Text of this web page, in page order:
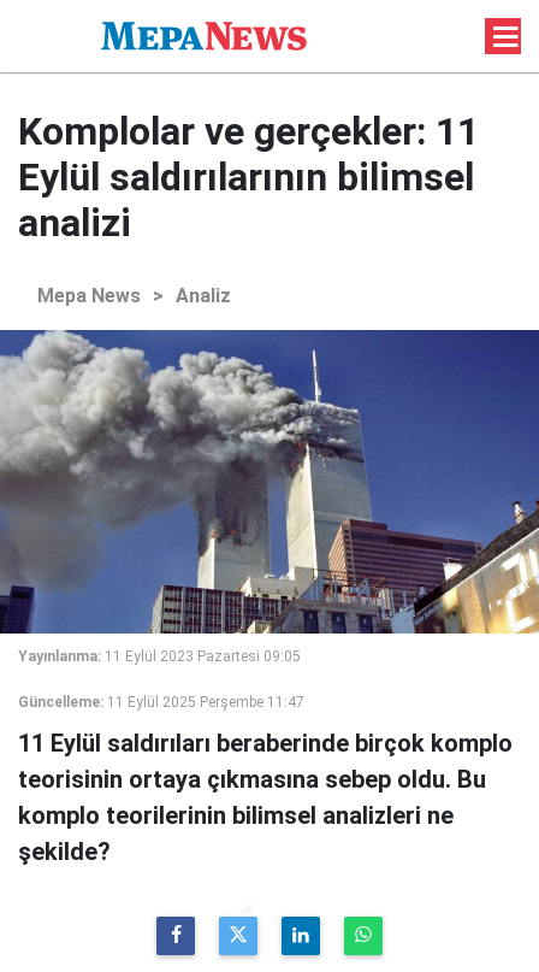
Komplolar ve gerçekler: 11
Eylül saldırılarının bilimsel
analizi
Mepa News > Analiz
Yayınlanma: 11 Eylül 2023 Pazartesi 09:05
Güncelleme: 11 Eylül 2025 Perşembe 11:47
11 Eylül saldırıları beraberinde birçok komplo
teorisinin ortaya çıkmasına sebep oldu. Bu
komplo teorilerinin bilimsel analizleri ne
şekilde?